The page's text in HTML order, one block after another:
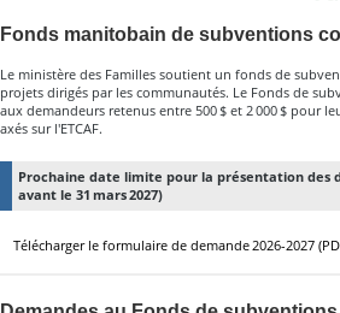
Fonds manitobain de subventions
Le ministère des Familles soutient un fonds de
projets dirigés par les communautés. Le Fonds de
aux demandeurs retenus entre 500 $ et 2 000 $ pour
axés sur l'ETCAF.
Prochaine date limite pour la présentation des
avant le 31 mars 2027)
Télécharger le formulaire de demande 2026-2027